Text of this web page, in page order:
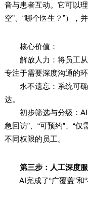
音与患者互动。它可以
空”、“哪个医生？”），
核心价值：
解放人力：将员工从
专注于需要深度沟通的环
永不遗忘：系统可确
达。
初步筛选与分级：AI
急回访”、“可预约”、“
不同权限的员工。
第三步：人工深度
AI完成了“广覆盖”和“